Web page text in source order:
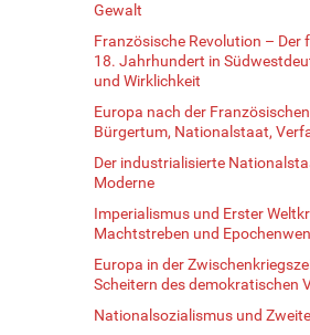
Gewalt
Französische Revolution – Der
18. Jahrhundert in
und Wirklichkeit
Europa nach der
Bürgertum, Nationalstaat,
Der industrialisierte
Moderne
Imperialismus und Erster
Machtstreben und
Europa in der
Scheitern des demokratischen
Nationalsozialismus und